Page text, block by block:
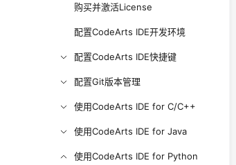
购买并激活License
配置CodeArts IDE开发环境
配置CodeArts IDE快捷键
配置Git版本管理
使用CodeArts IDE for C/C++
使用CodeArts IDE for Java
使用CodeArts IDE for Python